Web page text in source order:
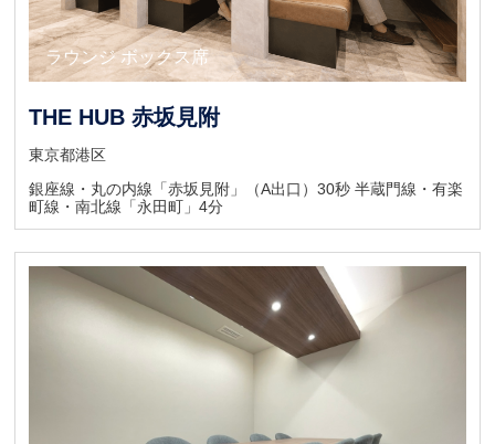
ラウンジ ボックス席
ラウンジ カウンター席
THE HUB 赤坂見附
東京都港区
銀座線・丸の内線「赤坂見附」（A出口）30秒 半蔵門線・有楽
町線・南北線「永田町」4分